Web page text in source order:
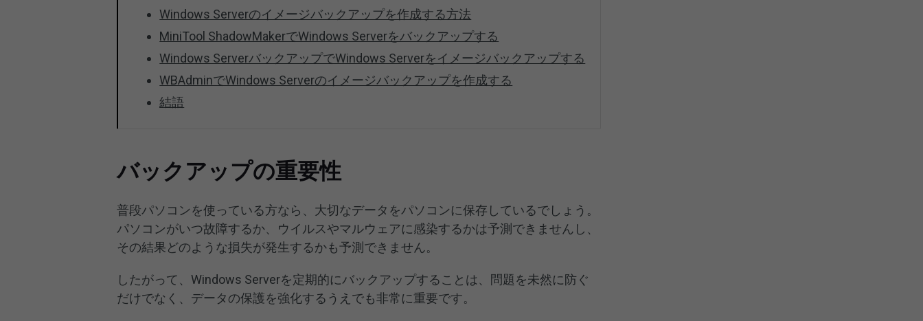
Windows Serverのイメージバックアップを作成する方法
MiniTool ShadowMakerでWindows Serverをバックアップする
Windows ServerバックアップでWindows Serverをイメージバックアップする
WBAdminでWindows Serverのイメージバックアップを作成する
結語
バックアップの重要性
普段パソコンを使っている方なら、大切なデータをパソコンに保存しているでしょう。
パソコンがいつ故障するか、ウイルスやマルウェアに感染するかは予測できませんし、
その結果どのような損失が発生するかも予測できません。
したがって、Windows Serverを定期的にバックアップすることは、問題を未然に防ぐ
だけでなく、データの保護を強化するうえでも非常に重要です。